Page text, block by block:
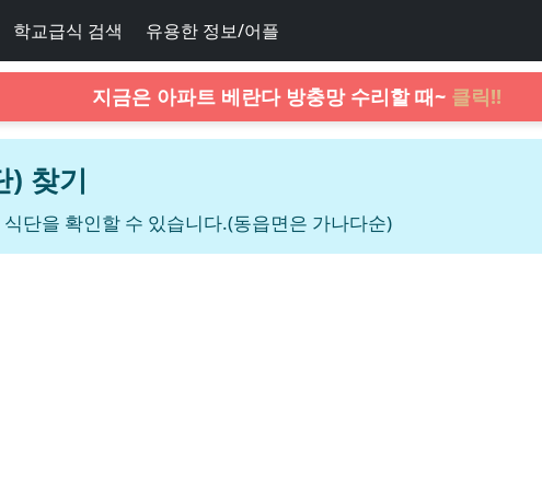
학교급식 검색 유용한 정보/어플
지금은 아파트 베란다 방충망 수리할 때~ 클릭!!
) 찾기
단을 확인할 수 있습니다.(동읍면은 가나다순)